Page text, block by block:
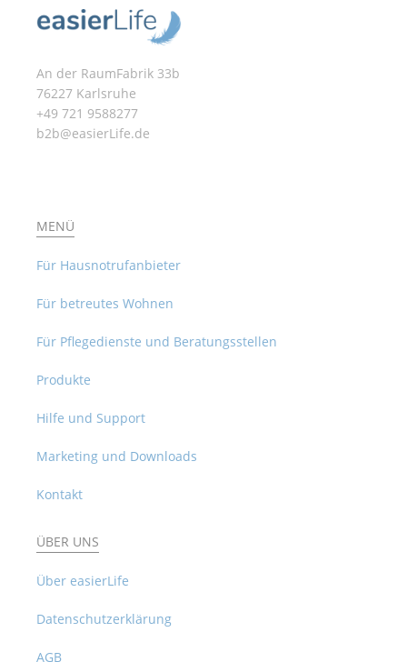
An der RaumFabrik 33b
76227 Karlsruhe
+49 721 9588277
b2b@easierLife.de
MENÜ
Für Hausnotrufanbieter
Für betreutes Wohnen
Für Pflegedienste und Beratungsstellen
Produkte
Hilfe und Support
Marketing und Downloads
Kontakt
ÜBER UNS
Über easierLife
Datenschutzerklärung
AGB